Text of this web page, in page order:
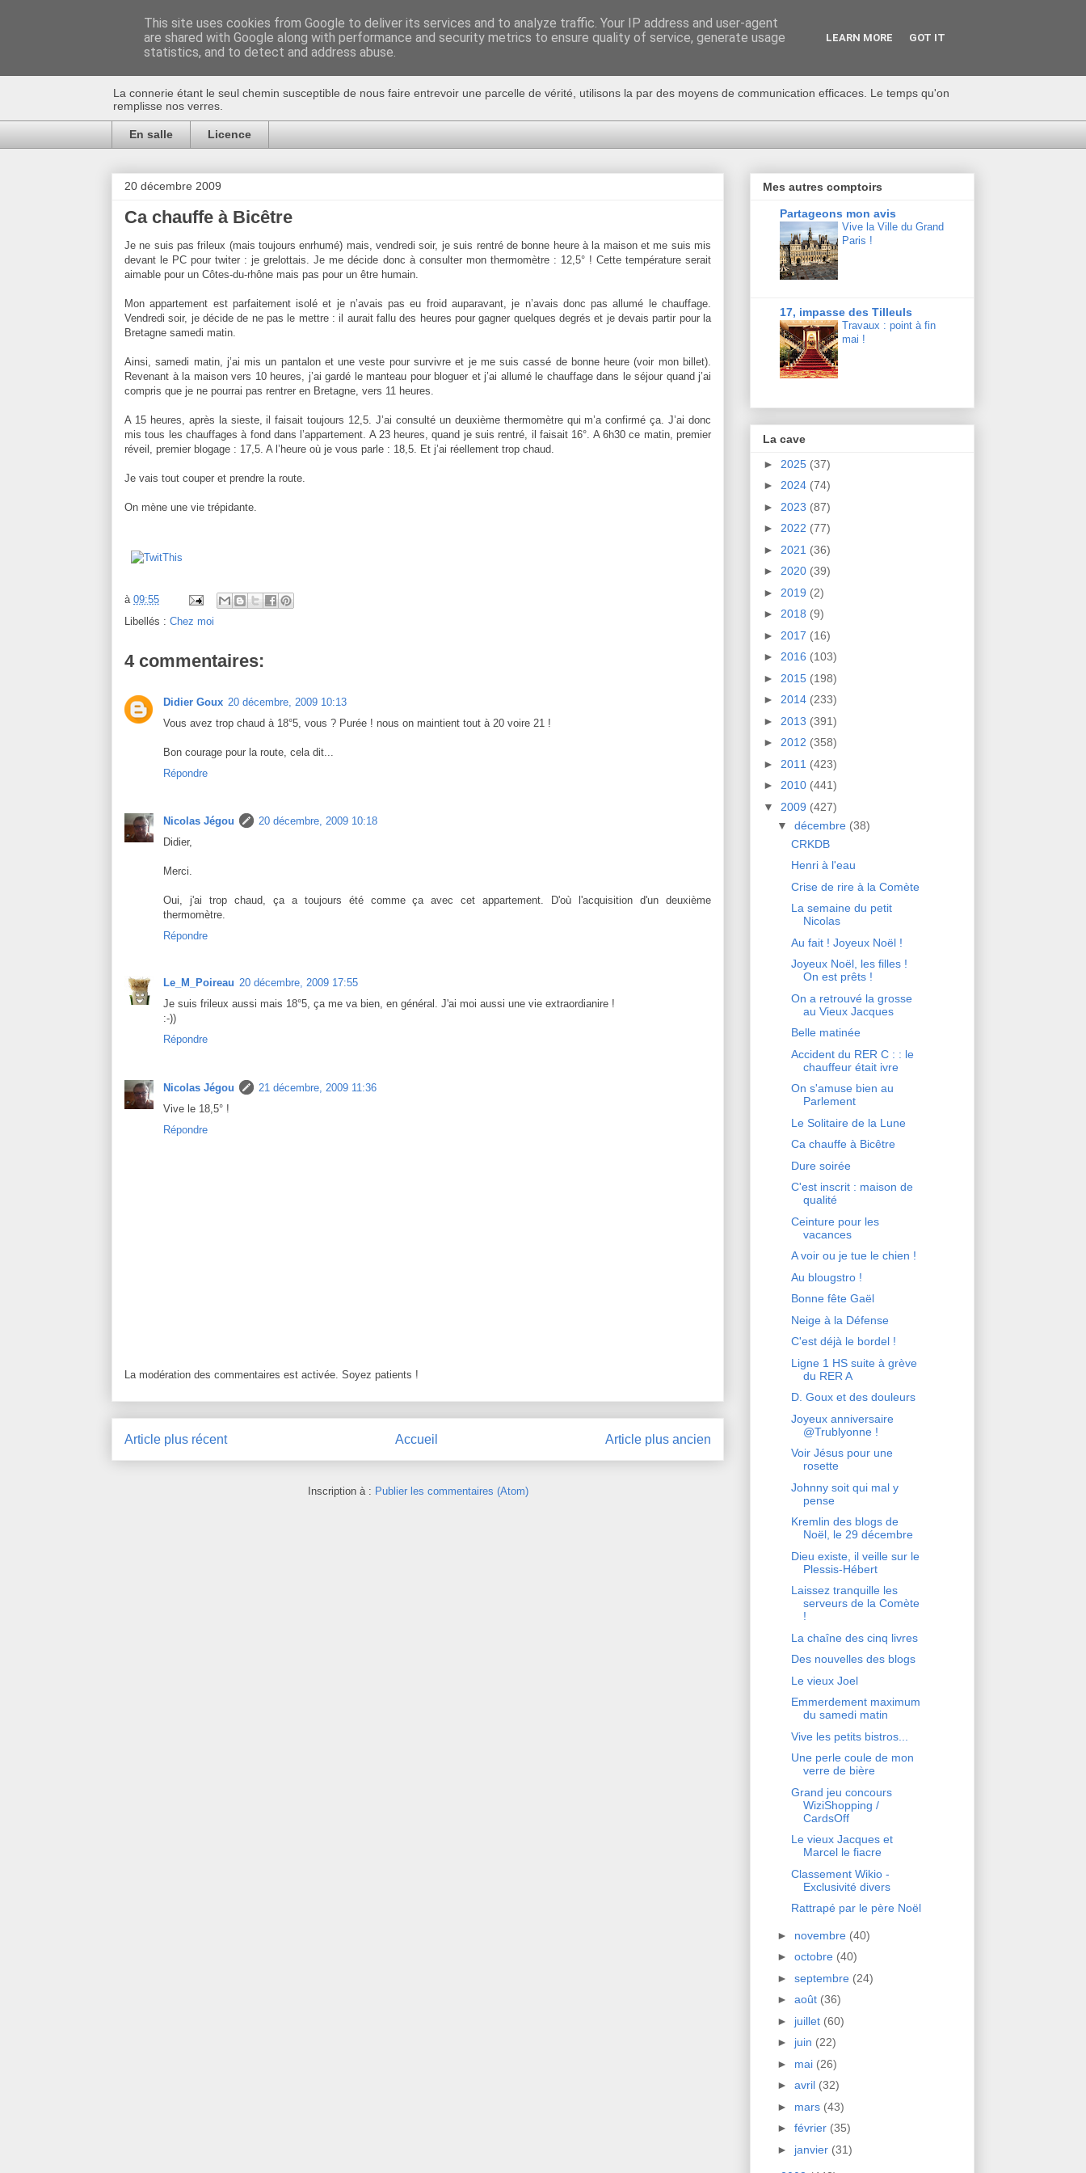
Au bistro !
La connerie étant le seul chemin susceptible de nous faire entrevoir une parcelle de vérité, utilisons la par des moyens de communication efficaces. Le temps qu'on
remplisse nos verres.
En salle Licence
20 décembre 2009
Ca chauffe à Bicêtre
Je ne suis pas frileux (mais toujours enrhumé) mais, vendredi soir, je suis rentré de bonne heure à la maison et me suis mis
devant le PC pour twiter : je grelottais. Je me décide donc à consulter mon thermomètre : 12,5° ! Cette température serait
aimable pour un Côtes-du-rhône mais pas pour un être humain.
Mon appartement est parfaitement isolé et je n’avais pas eu froid auparavant, je n’avais donc pas allumé le chauffage.
Vendredi soir, je décide de ne pas le mettre : il aurait fallu des heures pour gagner quelques degrés et je devais partir pour la
Bretagne samedi matin.
Ainsi, samedi matin, j’ai mis un pantalon et une veste pour survivre et je me suis cassé de bonne heure (voir mon billet).
Revenant à la maison vers 10 heures, j’ai gardé le manteau pour bloguer et j’ai allumé le chauffage dans le séjour quand j’ai
compris que je ne pourrai pas rentrer en Bretagne, vers 11 heures.
A 15 heures, après la sieste, il faisait toujours 12,5. J’ai consulté un deuxième thermomètre qui m’a confirmé ça. J’ai donc
mis tous les chauffages à fond dans l’appartement. A 23 heures, quand je suis rentré, il faisait 16°. A 6h30 ce matin, premier
réveil, premier blogage : 17,5. A l’heure où je vous parle : 18,5. Et j’ai réellement trop chaud.
Je vais tout couper et prendre la route.
On mène une vie trépidante.
à 09:55
Libellés : Chez moi
4 commentaires:
Didier Goux 20 décembre, 2009 10:13
Vous avez trop chaud à 18°5, vous ? Purée ! nous on maintient tout à 20 voire 21 !
Bon courage pour la route, cela dit...
Répondre
Nicolas Jégou
20 décembre, 2009 10:18
Didier,
Merci.
Oui, j'ai trop chaud, ça a toujours été comme ça avec cet appartement. D'où l'acquisition d'un deuxième
thermomètre.
Répondre
Le_M_Poireau 20 décembre, 2009 17:55
Je suis frileux aussi mais 18°5, ça me va bien, en général. J'ai moi aussi une vie extraordianire !
:-))
Répondre
Nicolas Jégou
21 décembre, 2009 11:36
Vive le 18,5° !
Répondre
La modération des commentaires est activée. Soyez patients !
Article plus récent Article plus ancien
Accueil
Inscription à : Publier les commentaires (Atom)
Mes autres comptoirs
Partageons mon avis
Vive la Ville du Grand
Paris !
17, impasse des Tilleuls
Travaux : point à fin
mai !
La cave
► 2025 (37)
► 2024 (74)
► 2023 (87)
► 2022 (77)
► 2021 (36)
► 2020 (39)
► 2019 (2)
► 2018 (9)
► 2017 (16)
► 2016 (103)
► 2015 (198)
► 2014 (233)
► 2013 (391)
► 2012 (358)
► 2011 (423)
► 2010 (441)
▼ 2009 (427)
▼ décembre (38)
CRKDB
Henri à l'eau
Crise de rire à la Comète
La semaine du petit
Nicolas
Au fait ! Joyeux Noël !
Joyeux Noël, les filles !
On est prêts !
On a retrouvé la grosse
au Vieux Jacques
Belle matinée
Accident du RER C : : le
chauffeur était ivre
On s'amuse bien au
Parlement
Le Solitaire de la Lune
Ca chauffe à Bicêtre
Dure soirée
C'est inscrit : maison de
qualité
Ceinture pour les
vacances
A voir ou je tue le chien !
Au blougstro !
Bonne fête Gaël
Neige à la Défense
C'est déjà le bordel !
Ligne 1 HS suite à grève
du RER A
D. Goux et des douleurs
Joyeux anniversaire
@Trublyonne !
Voir Jésus pour une
rosette
Johnny soit qui mal y
pense
Kremlin des blogs de
Noël, le 29 décembre
Dieu existe, il veille sur le
Plessis-Hébert
Laissez tranquille les
serveurs de la Comète
!
La chaîne des cinq livres
Des nouvelles des blogs
Le vieux Joel
Emmerdement maximum
du samedi matin
Vive les petits bistros...
Une perle coule de mon
verre de bière
Grand jeu concours
WiziShopping /
CardsOff
Le vieux Jacques et
Marcel le fiacre
Classement Wikio -
Exclusivité divers
Rattrapé par le père Noël
► novembre (40)
► octobre (40)
► septembre (24)
► août (36)
► juillet (60)
► juin (22)
► mai (26)
► avril (32)
► mars (43)
► février (35)
► janvier (31)
This site uses cookies from Google to deliver its services and to analyze traffic. Your IP address and user-agent
are shared with Google along with performance and security metrics to ensure quality of service, generate usage
statistics, and to detect and address abuse.
LEARN MORE GOT IT